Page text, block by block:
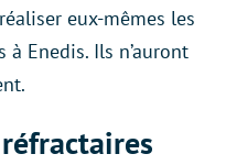
eux-mêmes les
Enedis. Ils n’auront